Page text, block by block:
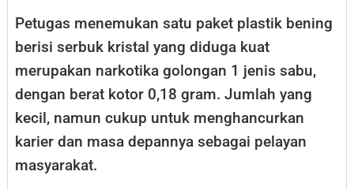
Petugas menemukan satu paket plastik bening
berisi serbuk kristal yang diduga kuat
merupakan narkotika golongan 1 jenis sabu,
dengan berat kotor 0,18 gram. Jumlah yang
kecil, namun cukup untuk menghancurkan
karier dan masa depannya sebagai pelayan
masyarakat.